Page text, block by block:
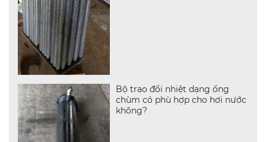
Bộ trao đổi nhiệt dạng ống
chùm có phù hợp cho hơi nước
không?